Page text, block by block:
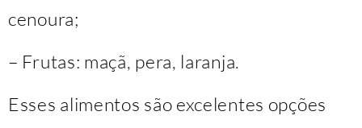
cenoura;
– Frutas: maçã, pera, laranja.
Esses alimentos são excelentes opções